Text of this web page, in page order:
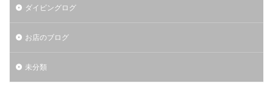
ダイビングログ
お店のブログ
未分類